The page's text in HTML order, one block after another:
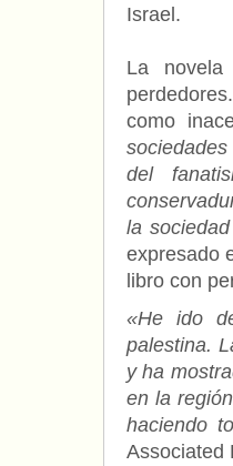
Israel.
La
como
del
la
expresado
libro con
«He ido
palestina.
y ha
en la
haciendo
Associated